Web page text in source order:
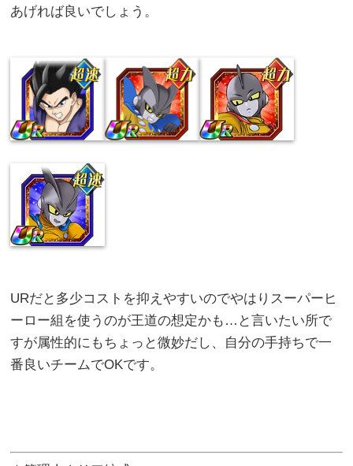
あげれば良いでしょう。
URだと多少コストを抑えやすいのでやはりスーパーヒ
ーロー組を使うのが王道の想定かも…と言いたい所で
すが属性的にもちょっと微妙だし、自分の手持ちで一
番良いチームでOKです。